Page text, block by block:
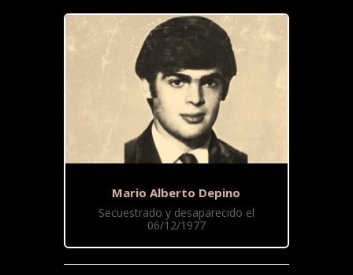
Mario Alberto Depino
Secuestrado y desaparecido el
06/12/1977